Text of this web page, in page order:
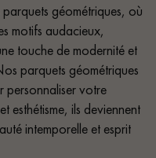
géométriques, où
motifs audacieux,
touche de modernité et
parquets géométriques
personnaliser votre
esthétisme, ils deviennent
intemporelle et esprit